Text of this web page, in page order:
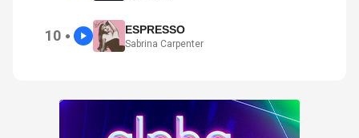
10 ● ESPRESSO
Sabrina Carpenter